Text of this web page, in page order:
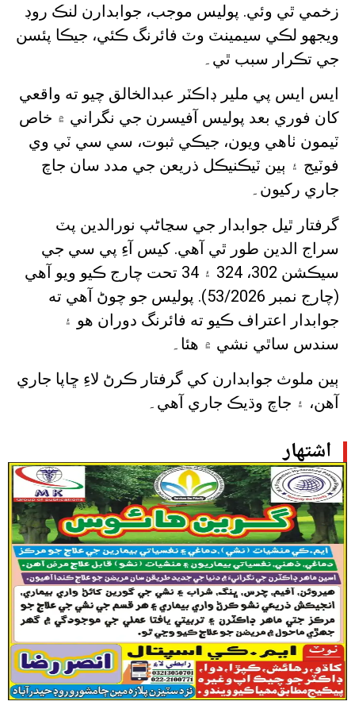
اشتهار
زخمي ٿي وئي. پوليس موجب، جوابدارن لنڪ روڊ
ويجهو لڪي سيمينٽ وٽ فائرنگ ڪئي، جيڪا پئسن
جي تڪرار سبب ٿي۔
ايس ايس پي ملير ڊاڪٽر عبدالخالق چيو ته واقعي
کان فوري بعد پوليس آفيسرن جي نگراني ۾ خاص
ٽيمون ٺاهي ويون، جيڪي ثبوت، سي سي ٽي وي
فوٽيج ۽ ٻين ٽيڪنيڪل ذريعن جي مدد سان جاچ
جاري رکيون۔
گرفتار ٿيل جوابدار جي سڃاڻپ نورالدين پٽ
سراج الدين طور ٿي آهي. کيس آءِ پي سي جي
سيڪشن 302، 324 ۽ 34 تحت چارج ڪيو ويو آهي
(چارج نمبر 53/2026). پوليس جو چوڻ آهي ته
جوابدار اعتراف ڪيو ته فائرنگ دوران هو ۽
سندس ساٿي نشي ۾ هئا۔
ٻين ملوث جوابدارن کي گرفتار ڪرڻ لاءِ ڇاپا جاري
آهن، ۽ جاچ وڌيڪ جاري آهي۔